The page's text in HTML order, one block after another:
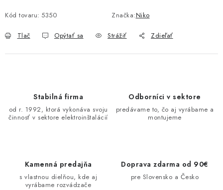
KARIÉRA
B2B SEKCIA
Kód tovaru: 5350 Značka:Niko
Tlač Opýtať sa Strážiť Zdieľať
Stabilná firma
od r. 1992, ktorá vykonáva svoju
činnosť v sektore elektroinštalácií
Odborníci v sektore
predávame to, čo aj vyrábame a
montujeme
Kamenná predajňa
s vlastnou dielňou, kde aj
vyrábame rozvádzače
Doprava zdarma od 90€
pre Slovensko a Česko